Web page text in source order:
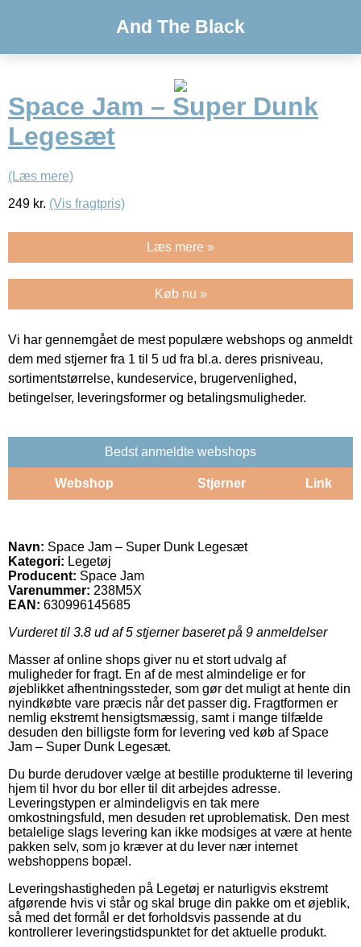
And The Black
Space Jam – Super Dunk
Legesæt
(Læs mere)
249 kr. (Vis fragtpris)
Læs mere »
Køb nu »
Vi har gennemgået de mest populære webshops og anmeldt
dem med stjerner fra 1 til 5 ud fra bl.a. deres prisniveau,
sortimentstørrelse, kundeservice, brugervenlighed,
betingelser, leveringsformer og betalingsmuligheder.
Bedst anmeldte webshops
Webshop Stjerner Link
Navn: Space Jam – Super Dunk Legesæt
Kategori: Legetøj
Producent: Space Jam
Varenummer: 238M5X
EAN: 630996145685
Vurderet til 3.8 ud af 5 stjerner baseret på 9 anmeldelser
Masser af online shops giver nu et stort udvalg af
muligheder for fragt. En af de mest almindelige er for
øjeblikket afhentningssteder, som gør det muligt at hente din
nyindkøbte vare præcis når det passer dig. Fragtformen er
nemlig ekstremt hensigtsmæssig, samt i mange tilfælde
desuden den billigste form for levering ved køb af Space
Jam – Super Dunk Legesæt.
Du burde derudover vælge at bestille produkterne til levering
hjem til hvor du bor eller til dit arbejdes adresse.
Leveringstypen er almindeligvis en tak mere
omkostningsfuld, men desuden ret uproblematisk. Den mest
betalelige slags levering kan ikke modsiges at være at hente
pakken selv, som jo kræver at du lever nær internet
webshoppens bopæl.
Leveringshastigheden på Legetøj er naturligvis ekstremt
afgørende hvis vi står og skal bruge din pakke om et øjeblik,
så med det formål er det forholdsvis passende at du
kontrollerer leveringstidspunktet for det aktuelle produkt.